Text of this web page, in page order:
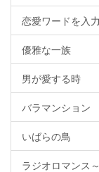
恋愛ワードを入
優雅な一族
男が愛する時
バラマンション
いばらの鳥
ラジオロマンス